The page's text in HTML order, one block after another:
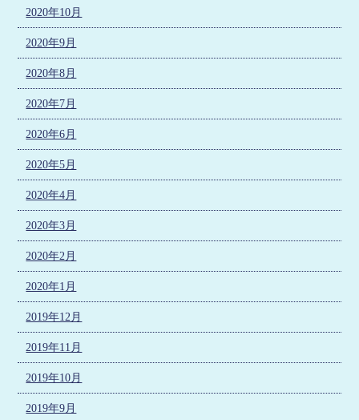
2020年10月
2020年9月
2020年8月
2020年7月
2020年6月
2020年5月
2020年4月
2020年3月
2020年2月
2020年1月
2019年12月
2019年11月
2019年10月
2019年9月